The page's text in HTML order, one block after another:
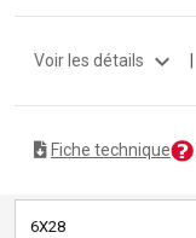
Voir les détails expand_more |
Fiche technique
6X28